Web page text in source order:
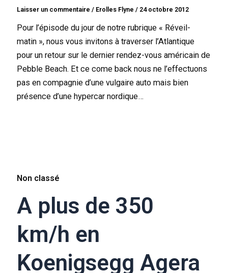
Laisser un commentaire / Erolles Flyne/ 24 octobre 2012
Pour l’épisode du jour de notre rubrique « Réveil-
matin », nous vous invitons à traverser l’Atlantique
pour un retour sur le dernier rendez-vous américain de
Pebble Beach. Et ce come back nous ne l’effectuons
pas en compagnie d’une vulgaire auto mais bien
présence d’une hypercar nordique…
Non classé
A plus de 350
km/h en
Koenigsegg Agera